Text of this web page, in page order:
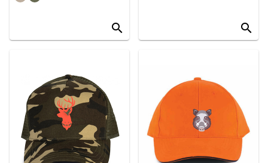
search search